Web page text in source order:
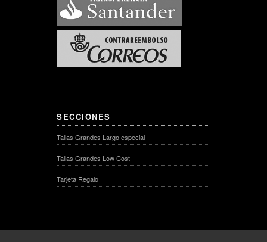
SECCIONES
Tallas Grandes Largo especial
Tallas Grandes Low Cost
Tarjeta Regalo